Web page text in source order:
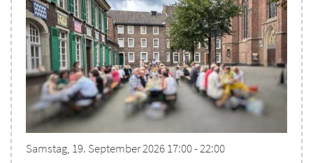
Samstag, 19. September 2026 17:00 - 22:00